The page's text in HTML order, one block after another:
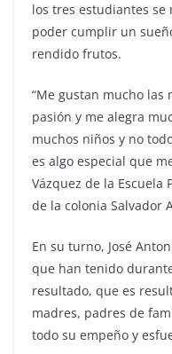
los tres estudiantes
poder cumplir un
rendido frutos.
“Me gustan mucho las
pasión y me alegra
muchos niños y no
es algo especial que
Vázquez de la Escuela
de la colonia Salvador
En su turno, José
que han tenido
resultado, que es
madres, padres de
todo su empeño y